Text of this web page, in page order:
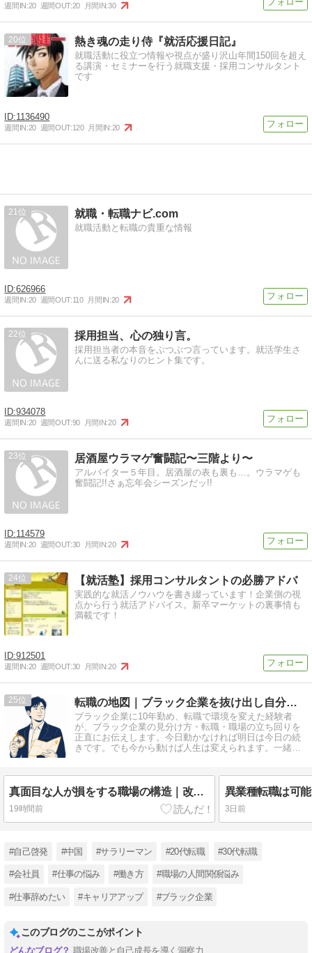
週間IN:20 週間OUT:20 月間IN:30
20 熱き魂の走り侍『就活応援日記』
就職活動に役立つ情報や視点が盛り沢山年間150回を超え
る講演・セミナーを行う就職支援・採用コンサルタント
です
1136490
週間IN:20 週間OUT:120 月間IN:20
21 就職・転職ナビ.com
就職活動と転職の貴重な情報
626966
週間IN:20 週間OUT:110 月間IN:20
22 採用担当、心の独り言。
採用担当者の本音をぶつぶつ言っています。就活学生さ
んに送る私なりのヒント集です。
934078
週間IN:20 週間OUT:90 月間IN:20
23 居酒屋ウラマゲ奮闘記〜三階より〜
アルバイター５年目。居酒屋の表も裏も…。ウラマゲも
奮闘記!!さぁ忘年会シーズンだッ!!
114579
週間IN:20 週間OUT:30 月間IN:20
24 【就活塾】採用コンサルタントの必勝アドバ
実践的な就活ノウハウを書き綴っています！企業側の視
点から行う就活アドバイス。新卒マーケットの裏事情も
満載です！
912501
週間IN:20 週間OUT:30 月間IN:20
25 転職の地図｜ブラック企業を抜け出し自分で選ぶキャリアへ
ブラック企業に10年勤め、転職で環境を変えた経験者
が、ブラック企業の見分け方・転職・職場の立ち回りを
正直にお伝えします。今日動かなければ明日は今日の続
きです。でも今から動けば人生は変えられます。一緒に
真面目な人が損をする職場の構造｜改善するほど仕事が増える理由
19時間前 3日前
#自己啓発 #中国 #サラリーマン #20代転職 #30代転職
#会社員 #仕事の悩み #働き方 #職場の人間関係悩み
#仕事辞めたい #キャリアアップ #ブラック企業
このブログのここがポイント
職場改善と自己成長を導く洞察力